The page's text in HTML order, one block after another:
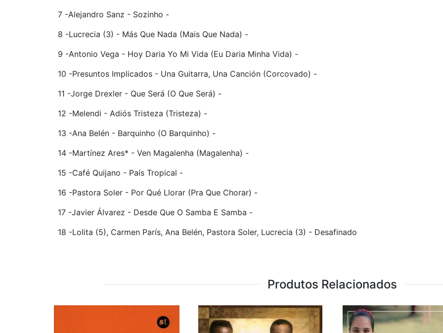
7 -Alejandro Sanz - Sozinho -
8 -Lucrecia (3) - Más Que Nada (Mais Que Nada) -
9 -Antonio Vega - Hoy Daria Yo Mi Vida (Eu Daria Minha Vida) -
10 -Presuntos Implicados - Una Guitarra, Una Canción (Corcovado) -
11 -Jorge Drexler - Que Será (O Que Será) -
12 -Melendi - Adiós Tristeza (Tristeza) -
13 -Ana Belén - Barquinho (O Barquinho) -
14 -Martínez Ares* - Ven Magalenha (Magalenha) -
15 -Café Quijano - País Tropical -
16 -Pastora Soler - Por Qué Llorar (Pra Que Chorar) -
17 -Javier Álvarez - Desde Que O Samba E Samba -
18 -Lolita (5), Carmen París, Ana Belén, Pastora Soler, Lucrecia (3) - Desafinado
Produtos Relacionados